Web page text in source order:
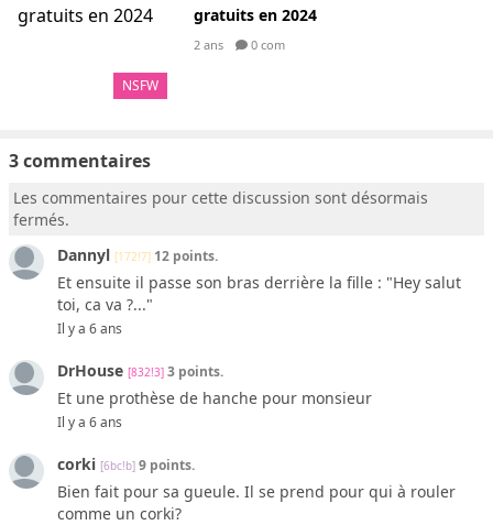
NSFW
gratuits en 2024
2 ans 0 com
3 commentaires
Les commentaires pour cette discussion sont désormais
fermés.
Dannyl [172!7] 12 points.
Et ensuite il passe son bras derrière la fille : "Hey salut
toi, ca va ?..."
Il y a 6 ans
DrHouse [832!3] 3 points.
Et une prothèse de hanche pour monsieur
Il y a 6 ans
corki [6bc!b] 9 points.
Bien fait pour sa gueule. Il se prend pour qui à rouler
comme un corki?